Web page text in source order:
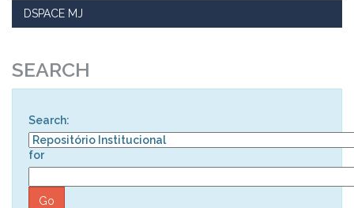
DSPACE MJ
SEARCH
Search:
for